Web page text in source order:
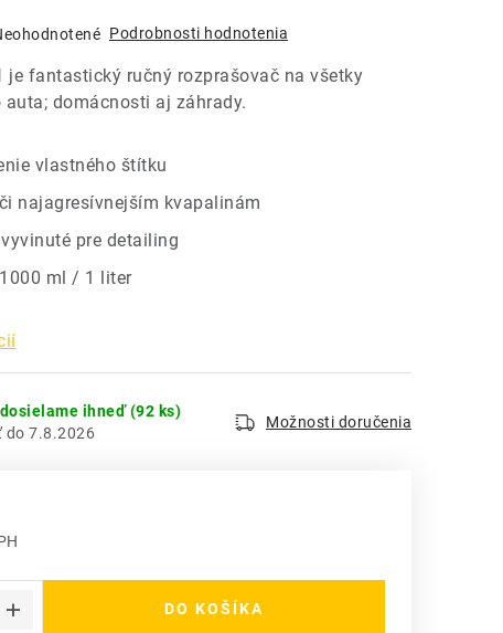
Podrobnosti hodnotenia
je fantastický ručný rozprašovač na všetky
domácnosti aj záhrady.
vlastného štítku
najagresívnejším kvapalinám
pre detailing
ml / 1 liter
ihneď(92 ks)
7.8.2026
Možnosti doručenia
DO KOŠÍKA